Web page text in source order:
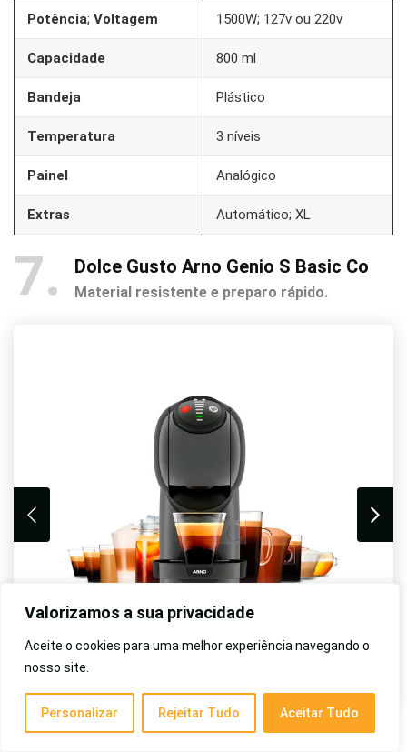
Valorizamos a sua privacidade
Aceite o cookies para uma melhor experiência navegando o
nosso site.
Personalizar Rejeitar Tudo Aceitar Tudo
Potência; Voltagem 1500W; 127v ou 220v
Capacidade 800 ml
Bandeja Plástico
Temperatura 3 níveis
Painel Analógico
Extras Automático; XL
7 Dolce Gusto Arno Genio S Basic Co
Material resistente e preparo rápido.